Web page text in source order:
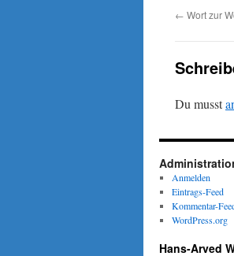
← Wort zur
Du musst
Anmelden
Eintrags-Feed
Kommentar-
WordPress.org
Hans-Arved